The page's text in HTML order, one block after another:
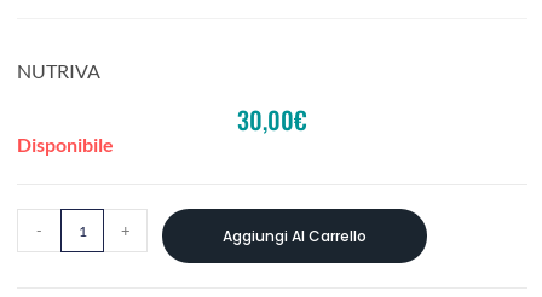
NUTRIVA
30,00€
Disponibile
- + Aggiungi Al Carrello